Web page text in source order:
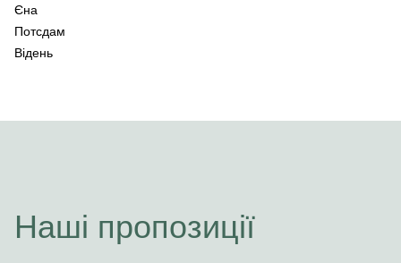
Єна
Потсдам
Відень
Наші пропозиції